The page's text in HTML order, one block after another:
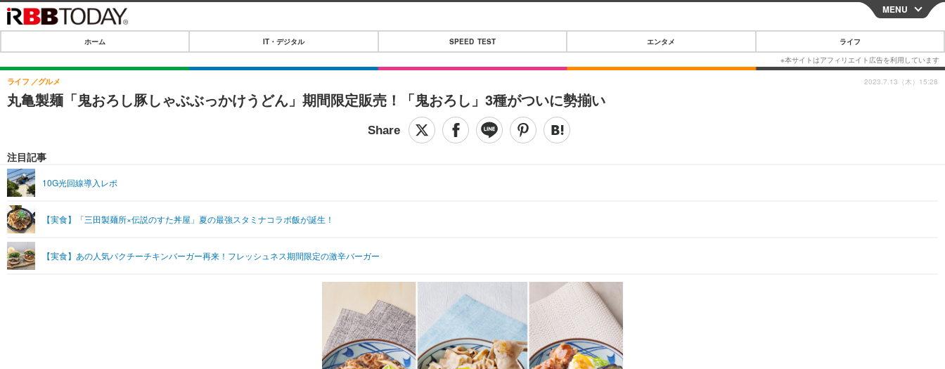
CLOSE
IT・デジタル
IT・デジタルTOP
SPEED TEST
音楽
ライフ
ペット
その他
リリース一覧
プッシュ通知の停止方法
MENU
ホーム IT・デジタル SPEED TEST エンタメ ライフ
丸亀製麺「鬼おろし豚しゃぶぶっかけうどん」期間限定販売！「鬼おろし」3種がついに勢揃い
ライフ グルメ
注目記事
10G光回線導入レポ
【実食】「三田製麺所×伝説のすた丼屋」夏の最強スタミナコラボ飯が誕生！
【実食】あの人気パクチーチキンバーガー再来！フレッシュネス期間限定の激辛バーガー
2023.7.13（木）15:28